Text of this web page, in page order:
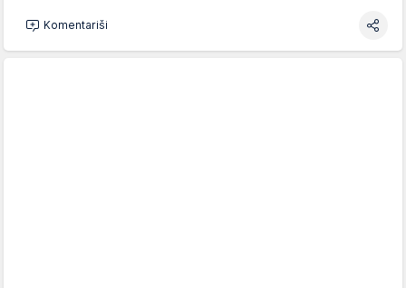
Komentariši